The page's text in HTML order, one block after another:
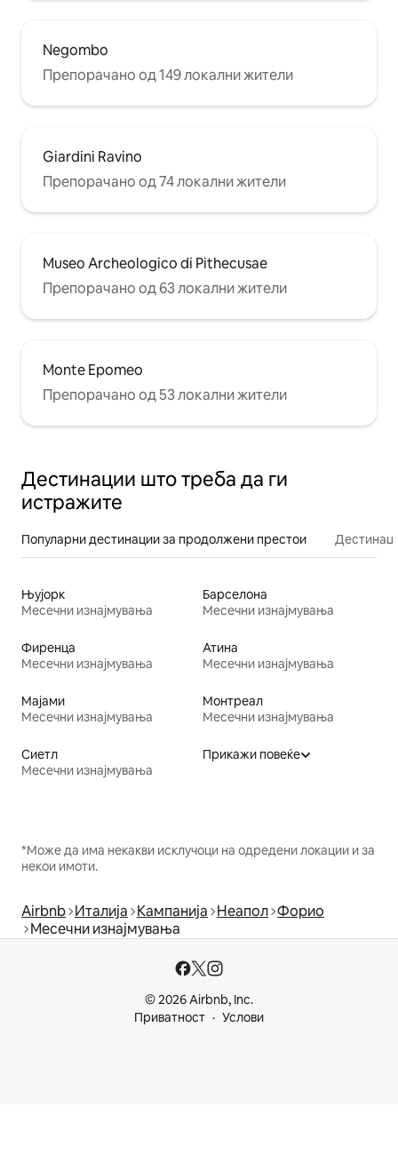
Negombo
Препорачано од 149 локални жители
Giardini Ravino
Препорачано од 74 локални жители
Museo Archeologico di Pithecusae
Препорачано од 63 локални жители
Monte Epomeo
Препорачано од 53 локални жители
Дестинации што треба да ги
истражите
Популарни дестинации за продолжени престои
Њујорк
Месечни изнајмувања
Барселона
Месечни изнајмувања
Фиренца
Месечни изнајмувања
Атина
Месечни изнајмувања
Мајами
Месечни изнајмувања
Монтреал
Месечни изнајмувања
Сиетл
Месечни изнајмувања
Прикажи повеќе
*Може да има некакви исклучоци на одредени локации и за
некои имоти.
Airbnb Италија Кампанија Неапол Форио
Месечни изнајмувања
© 2026 Airbnb, Inc.
Приватност
Услови